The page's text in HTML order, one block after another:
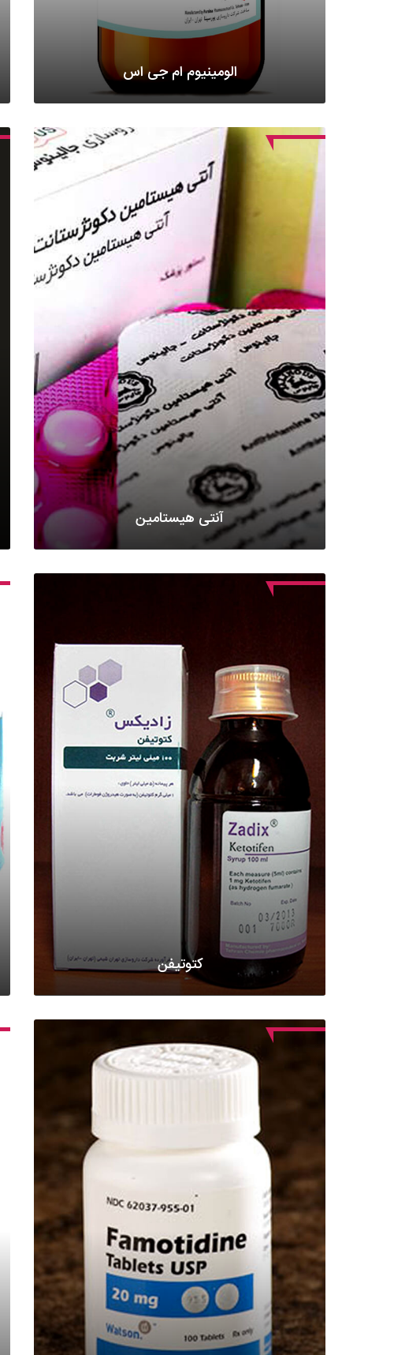
الومینیوم ام جی اس
آنتی هیستامین
کتوتیفن